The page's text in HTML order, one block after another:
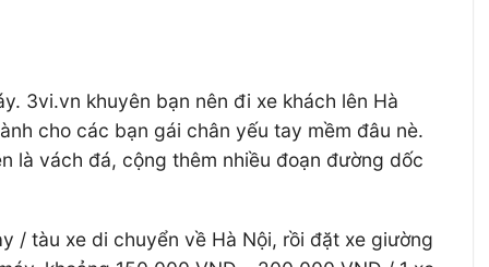
3vi.vn khuyên bạn nên đi xe khách lên Hà
cho các bạn gái chân yếu tay mềm đâu nè.
là vách đá, cộng thêm nhiều đoạn đường dốc
/ tàu xe di chuyển về Hà Nội, rồi đặt xe giường